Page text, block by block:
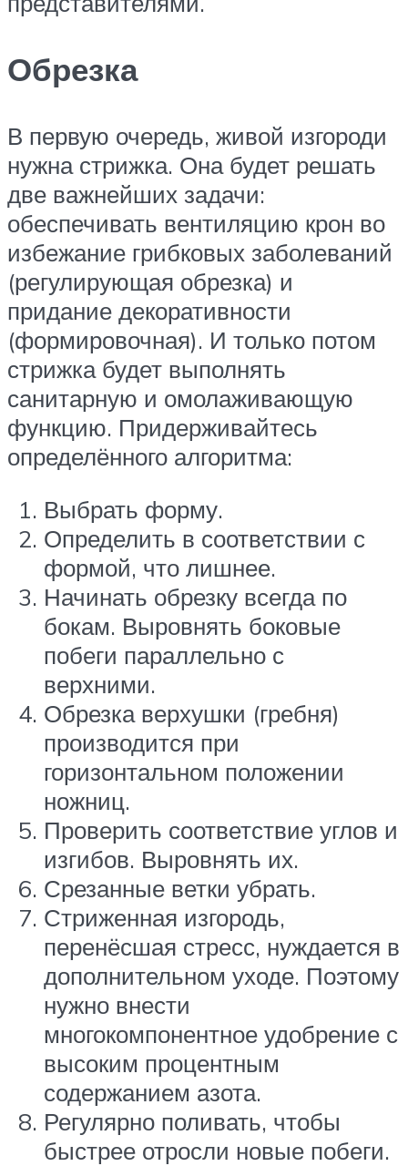
Обрезка
В первую очередь, живой изгороди
нужна стрижка. Она будет решать
две важнейших задачи:
обеспечивать вентиляцию крон во
избежание грибковых заболеваний
(регулирующая обрезка) и
придание декоративности
(формировочная). И только потом
стрижка будет выполнять
санитарную и омолаживающую
функцию. Придерживайтесь
определённого алгоритма:
Выбрать форму.
Определить в соответствии с
формой, что лишнее.
Начинать обрезку всегда по
бокам. Выровнять боковые
побеги параллельно с
верхними.
Обрезка верхушки (гребня)
производится при
горизонтальном положении
ножниц.
Проверить соответствие углов и
изгибов. Выровнять их.
Срезанные ветки убрать.
Стриженная изгородь,
перенёсшая стресс, нуждается в
дополнительном уходе. Поэтому
нужно внести
многокомпонентное удобрение с
высоким процентным
содержанием азота.
Регулярно поливать, чтобы
быстрее отросли новые побеги.